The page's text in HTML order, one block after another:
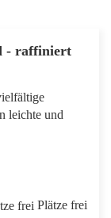
- raffiniert
leichte und
Plätze frei